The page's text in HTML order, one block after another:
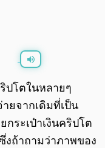
ปโตในหลายๆ
ยจากเดิมที่เป็น
กระเป๋าเงินคริปโต
งถ้าถามว่าภาพของ